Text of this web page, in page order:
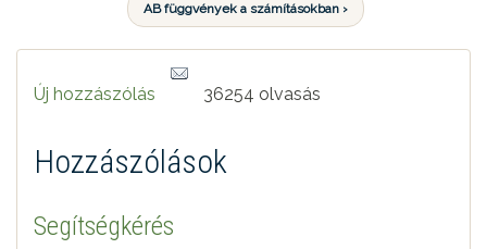
AB függvények a számításokban ›
Új hozzászólás 36254 olvasás
Hozzászólások
Segítségkérés